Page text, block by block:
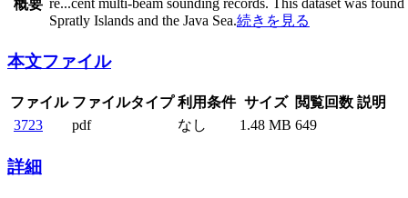
概要
Spratly Islands and the Java Sea.続きを見る
本文ファイル
ファイル ファイルタイプ 利用条件 サイズ 閲覧回数 説明
3723
pdf なし 1.48 MB 649
詳細